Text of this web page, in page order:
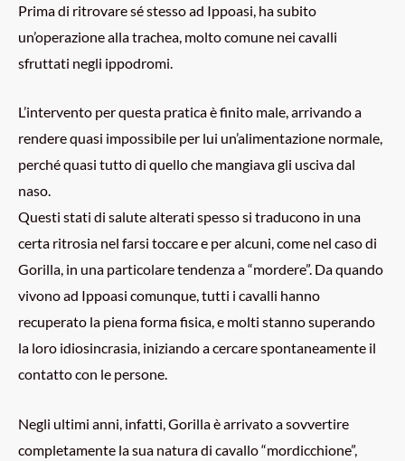
Prima di ritrovare sé stesso ad Ippoasi, ha subito
un’operazione alla trachea, molto comune nei cavalli
sfruttati negli ippodromi.
L’intervento per questa pratica è finito male, arrivando a
rendere quasi impossibile per lui un’alimentazione normale,
perché quasi tutto di quello che mangiava gli usciva dal
naso.
Questi stati di salute alterati spesso si traducono in una
certa ritrosia nel farsi toccare e per alcuni, come nel caso di
Gorilla, in una particolare tendenza a “mordere”. Da quando
vivono ad Ippoasi comunque, tutti i cavalli hanno
recuperato la piena forma fisica, e molti stanno superando
la loro idiosincrasia, iniziando a cercare spontaneamente il
contatto con le persone.
Negli ultimi anni, infatti, Gorilla è arrivato a sovvertire
completamente la sua natura di cavallo “mordicchione”,